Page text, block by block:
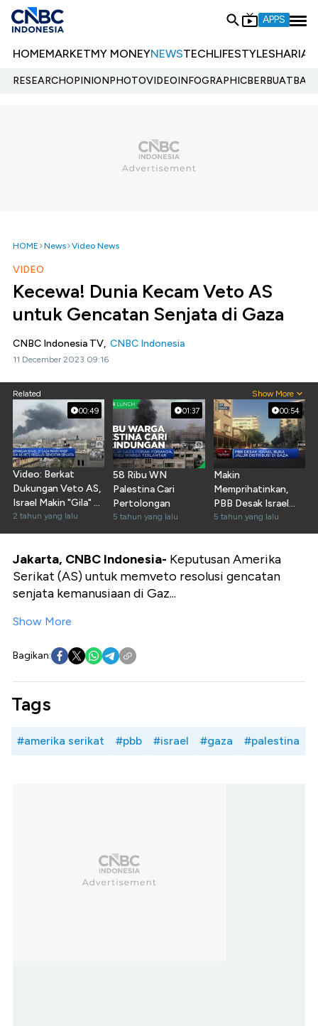
APPS
HOMEMARKETMY MONEYNEWSTECHLIFESTYLESHARIA
RESEARCHOPINIONPHOTOVIDEOINFOGRAPHIC
HOME News Video News
VIDEO
Kecewa! Dunia Kecam Veto AS
untuk Gencatan Senjata di Gaza
CNBC Indonesia TV, CNBC Indonesia
11 December 2023 09:16
Related Show More
00:49
Video: Berkat
Dukungan Veto AS,
Israel Makin "Gila" Di
Gaza
2 tahun yang lalu
01:37
58 Ribu WN
Palestina Cari
Pertolongan
5 tahun yang lalu
00:54
Makin
Memprihatinkan,
PBB Desak Israel
Buka Jalur Distribusi
5 tahun yang lalu
Jakarta, CNBC Indonesia- Keputusan Amerika
Serikat (AS) untuk memveto resolusi gencatan
senjata kemanusiaan di Gaz...
Show More
Bagikan:
Tags
#amerika serikat #pbb #israel #gaza #palestina